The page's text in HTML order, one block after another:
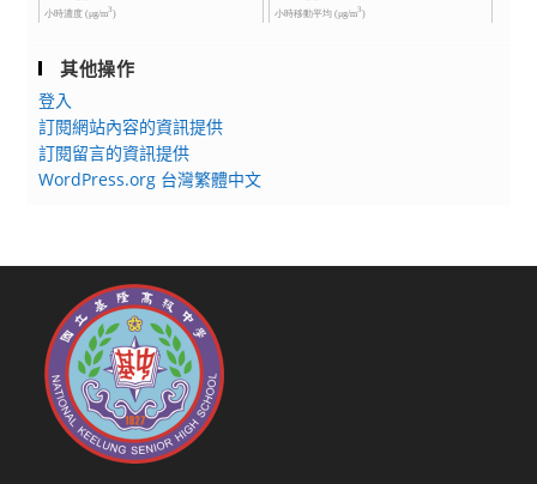
其他操作
登入
訂閱網站內容的資訊提供
訂閱留言的資訊提供
WordPress.org 台灣繁體中文